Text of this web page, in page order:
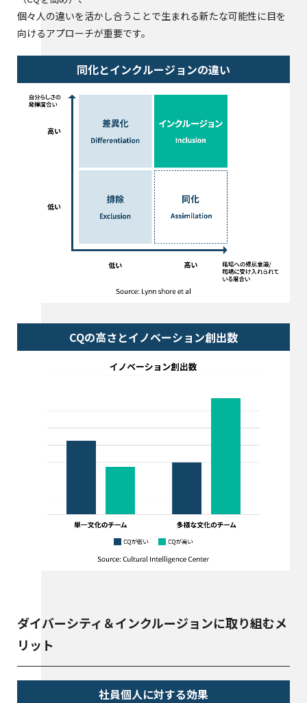
個々人の違いを活かし合うことで生まれる新たな可能性に目を
向けるアプローチが重要です。
同化とインクルージョンの違い
CQの高さとイノベーション創出数
ダイバーシティ＆インクルージョンに取り組むメ
リット
社員個人に対する効果